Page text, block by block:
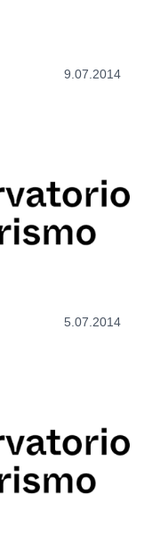
9.07.2014
5.07.2014